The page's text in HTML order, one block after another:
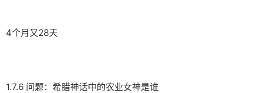
4个月又28天
1.7.6 问题：希腊神话中的农业女神是谁